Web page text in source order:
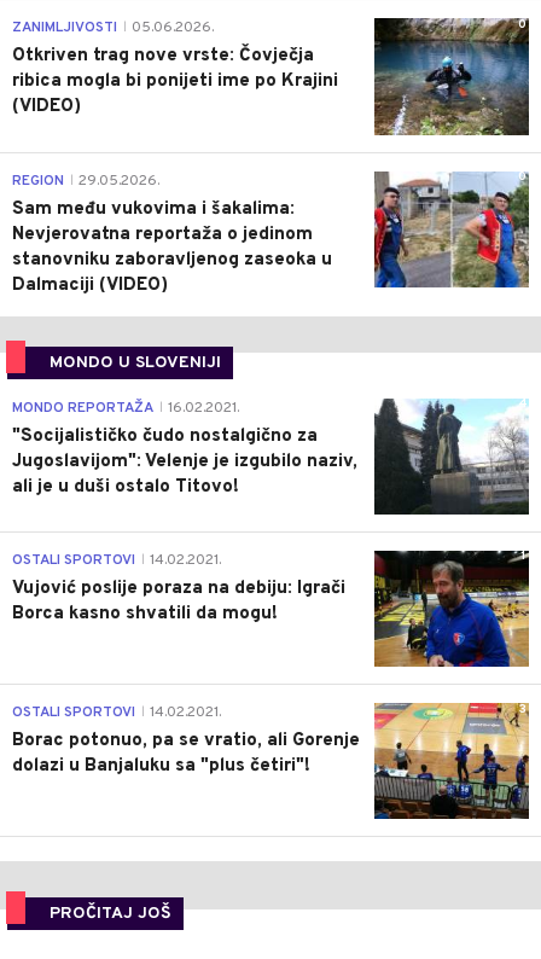
0
ZANIMLJIVOSTI 05.06.2026.
Otkriven trag nove vrste: Čovječja
ribica mogla bi ponijeti ime po Krajini
(VIDEO)
0
REGION 29.05.2026.
Sam među vukovima i šakalima:
Nevjerovatna reportaža o jedinom
stanovniku zaboravljenog zaseoka u
Dalmaciji (VIDEO)
MONDO U SLOVENIJI
4
MONDO REPORTAŽA 16.02.2021.
"Socijalističko čudo nostalgično za
Jugoslavijom": Velenje je izgubilo naziv,
ali je u duši ostalo Titovo!
1
OSTALI SPORTOVI 14.02.2021.
Vujović poslije poraza na debiju: Igrači
Borca kasno shvatili da mogu!
3
OSTALI SPORTOVI 14.02.2021.
Borac potonuo, pa se vratio, ali Gorenje
dolazi u Banjaluku sa "plus četiri"!
PROČITAJ JOŠ